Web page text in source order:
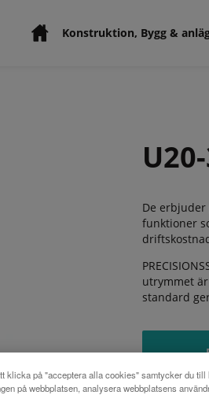
Konstruktion, Bygg &
De
funktioner
utrymmet
standard
klicka på "acceptera alla cookies" samtycker du
på webbplatsen, analysera webbplatsens